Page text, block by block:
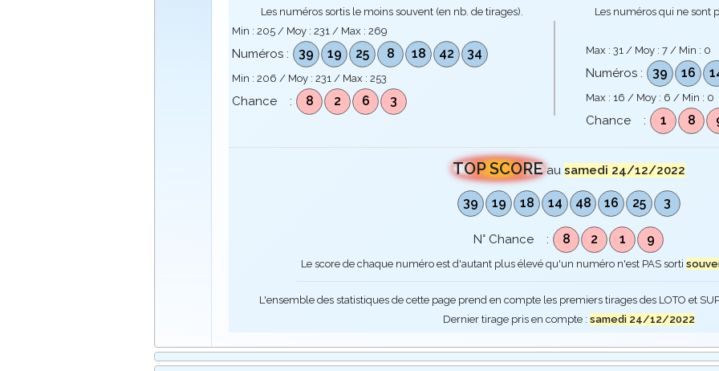
Les numéros sortis le moins souvent (en nb. de tirages).
Min :205 / Moy :231 / Max :269
Numéros : 39 19 25 8 18 42 34
Min :206 / Moy :231 / Max :253
Chance : 8 2 6 3
Les numéros qui ne sont
Max : 31 / Moy : 7 / Min : 0
Numéros : 39 16
Max : 16 / Moy : 6 / Min : 0
Chance : 1 8
TOP SCORE au samedi 24/12/2022
39 19 18 14 48 16 25 3
N° Chance : 8 2 1 9
Le score de chaque numéro est d'autant plus élevé qu'un numéro n'est PAS sorti
L'ensemble des statistiques de cette page prend en compte les premiers tirages des LOTO et
Dernier tirage pris en compte : samedi 24/12/2022